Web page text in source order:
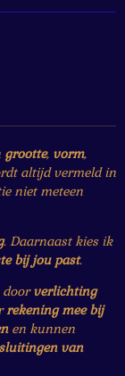
grootte, vorm,
altijd vermeld in
niet meteen
. Daarnaast kies ik
bij jou past.
verlichting
rekening mee bij
en kunnen
van